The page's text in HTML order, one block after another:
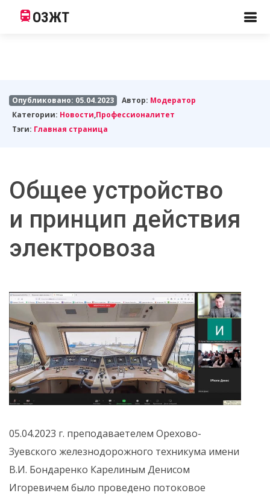
ОЗЖТ
Опубликовано: 05.04.2023 Автор: Модератор
Категории: Новости,Профессионалитет
Тэги: Главная страница
Общее устройство
и принцип действия
электровоза
05.04.2023 г. преподаваетелем Орехово-
Зуевского железнодорожного техникума имени
В.И. Бондаренко Карелиным Денисом
Игоревичем было проведено потоковое